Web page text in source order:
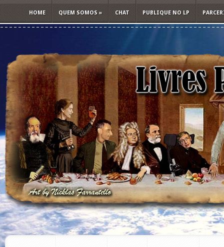
HOME QUEM SOMOS » CHAT PUBLIQUE NO LP